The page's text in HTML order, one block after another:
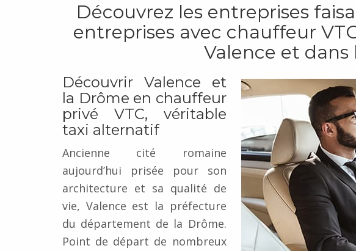
Découvrez les entreprises
entreprises avec chauffeur
Valence et dans
Découvrir Valence et
la Drôme en chauffeur
privé VTC, véritable
taxi alternatif
Ancienne cité romaine
aujourd’hui prisée pour son
architecture et sa qualité de
vie, Valence est la préfecture
du département de la Drôme.
Point de départ de nombreux